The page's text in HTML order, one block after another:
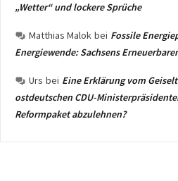
„Wetter“ und lockere Sprüche
Matthias Malok bei Fossile
Energiewende: Sachsens
Urs bei Eine Erklärung vom
ostdeutschen CDU-
Reformpaket abzulehnen?